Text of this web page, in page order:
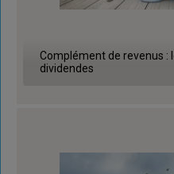
Complément de revenus :
dividendes